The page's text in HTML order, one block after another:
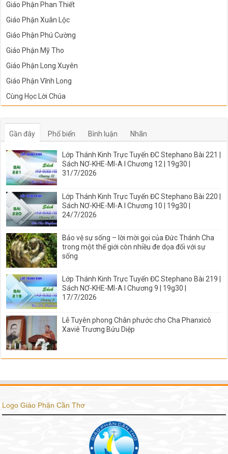
Giáo Phận Phan Thiết
Giáo Phận Xuân Lộc
Giáo Phận Phú Cường
Giáo Phận Mỹ Tho
Giáo Phận Long Xuyên
Giáo Phận Vĩnh Long
Cùng Học Lời Chúa
Gần đây Phổ biến Bình luận Nhãn
Lớp Thánh Kinh Trực Tuyến ĐC Stephano Bài 221 |
Sách NƠ-KHE-MI-A I Chương 12 | 19g30 |
31/7/2026
Lớp Thánh Kinh Trực Tuyến ĐC Stephano Bài 220 |
Sách NƠ-KHE-MI-A I Chương 10 | 19g30 |
24/7/2026
Bảo vệ sự sống – lời mời gọi của Đức Thánh Cha
trong một thế giới còn nhiều đe dọa đối với sự
sống
Lớp Thánh Kinh Trực Tuyến ĐC Stephano Bài 219 |
Sách NƠ-KHE-MI-A I Chương 9 | 19g30 |
17/7/2026
Lễ Tuyên phong Chân phước cho Cha Phanxicô
Xaviê Trương Bửu Diệp
Logo Giáo Phận Cần Thơ